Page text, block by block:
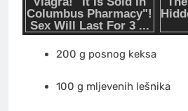
200 g posnog keksa
100 g mljevenih lešnika